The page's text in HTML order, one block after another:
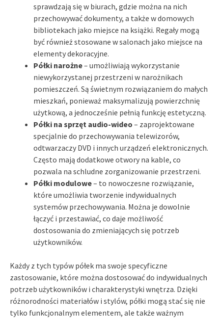
sprawdzają się w biurach, gdzie można na nich
przechowywać dokumenty, a także w domowych
bibliotekach jako miejsce na książki. Regały mogą
być również stosowane w salonach jako miejsce na
elementy dekoracyjne.
Półki narożne– umożliwiają wykorzystanie
niewykorzystanej przestrzeni w narożnikach
pomieszczeń. Są świetnym rozwiązaniem do małych
mieszkań, ponieważ maksymalizują powierzchnię
użytkową, a jednocześnie pełnią funkcję estetyczną.
Półki na sprzęt audio-wideo – zaprojektowane
specjalnie do przechowywania telewizorów,
odtwarzaczy DVD i innych urządzeń elektronicznych.
Często mają dodatkowe otwory na kable, co
pozwala na schludne zorganizowanie przestrzeni.
Półki modulowe– to nowoczesne rozwiązanie,
które umożliwia tworzenie indywidualnych
systemów przechowywania. Można je dowolnie
łączyć i przestawiać, co daje możliwość
dostosowania do zmieniających się potrzeb
użytkowników.
Każdy z tych typów półek ma swoje specyficzne
zastosowanie, które można dostosować do indywidualnych
potrzeb użytkowników i charakterystyki wnętrza. Dzięki
różnorodności materiałów i stylów, półki mogą stać się nie
tylko funkcjonalnym elementem, ale także ważnym